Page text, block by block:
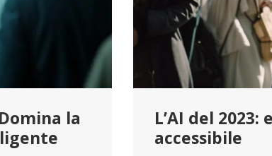
la
L’AI del
accessibile